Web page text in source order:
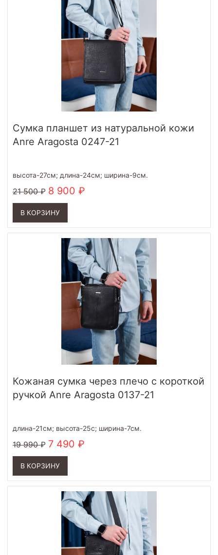
Cумка планшет из натуральной кожи
Anre Aragosta 0247-21
высота-27см; длина-24см; ширина-9см.
21 500 8 900
В КОРЗИНУ
Кожаная сумка через плечо с короткой
ручкой Anre Aragosta 0137-21
длина-21см; высота-25с; ширина-7см.
19 990 7 490
В КОРЗИНУ